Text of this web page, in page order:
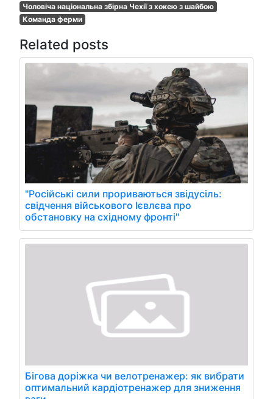
Чоловіча національна збірна Чехії з хокею з шайбою
Команда ферми
Related posts
"Російські сили прориваються звідусіль:
свідчення військового Ієвлєва про
обстановку на східному фронті"
Бігова доріжка чи велотренажер: як вибрати
оптимальний кардіотренажер для зниження